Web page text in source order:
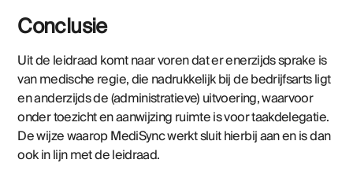
Conclusie
Uit de leidraad komt naar voren dat er enerzijds sprake is
van medische regie, die nadrukkelijk bij de bedrijfsarts ligt
en anderzijds de (administratieve) uitvoering, waarvoor
onder toezicht en aanwijzing ruimte is voor taakdelegatie.
De wijze waarop MediSync werkt sluit hierbij aan en is dan
ook in lijn met de leidraad.